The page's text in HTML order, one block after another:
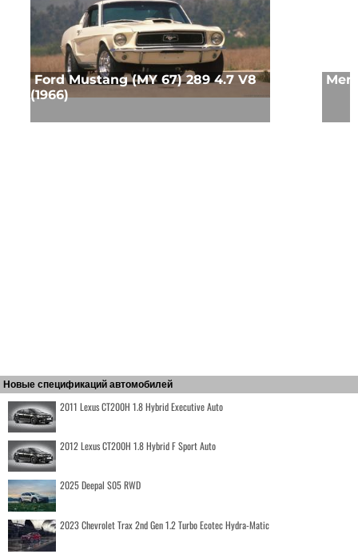
Ford Mustang (MY 67) 289 4.7 V8
(1966)
Новые спецификаций автомобилей
2011 Lexus CT200H 1.8 Hybrid Executive Auto
2012 Lexus CT200H 1.8 Hybrid F Sport Auto
2025 Deepal S05 RWD
2023 Chevrolet Trax 2nd Gen 1.2 Turbo Ecotec Hydra-Matic